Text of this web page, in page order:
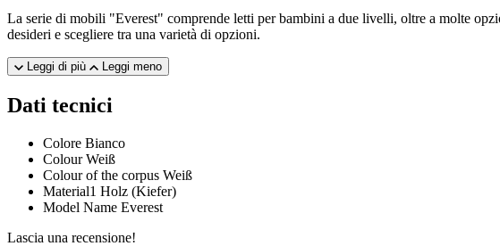
La serie di mobili "Everest" comprende letti per bambini a due livelli, oltre a molte
desideri e scegliere tra una varietà di opzioni.
Leggi di più Leggi meno
Dati tecnici
Colore Bianco
Colour Weiß
Colour of the corpus Weiß
Material1 Holz (Kiefer)
Model Name Everest
Lascia una recensione!